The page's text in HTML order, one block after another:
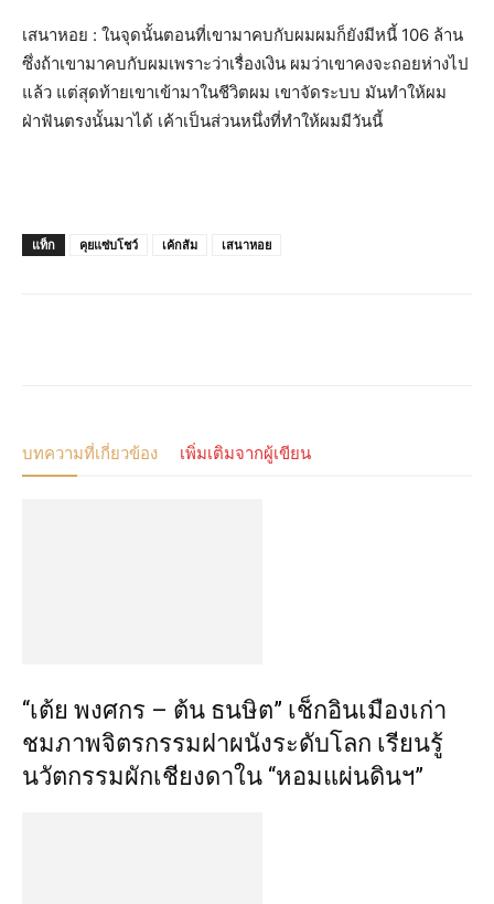
เสนาหอย : ในจุดนั้นตอนที่เขามาคบกับผมผมก็ยังมีหนี้ 106 ล้าน
ซึ่งถ้าเขามาคบกับผมเพราะว่าเรื่องเงิน ผมว่าเขาคงจะถอยห่างไป
แล้ว แต่สุดท้ายเขาเข้ามาในชีวิตผม เขาจัดระบบ มันทำให้ผม
ฝ่าฟันตรงนั้นมาได้ เค้าเป็นส่วนหนึ่งที่ทำให้ผมมีวันนี้
แท็ก คุยแซ่บโชว์ เค้กส้ม เสนาหอย
บทความที่เกี่ยวข้อง เพิ่มเติมจากผู้เขียน
“เต้ย พงศกร – ต้น ธนษิต” เช็กอินเมืองเก่า
ชมภาพจิตรกรรมฝาผนังระดับโลก เรียนรู้
นวัตกรรมผักเชียงดาใน “หอมแผ่นดินฯ”